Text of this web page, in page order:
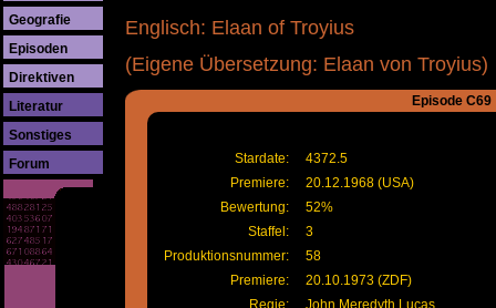
Geografie
Episoden
Direktiven
Literatur
Sonstiges
Forum
Englisch: Elaan of Troyius
(Eigene Übersetzung: Elaan von Troyius)
Episode C69
Stardate:
4372.5
Premiere:
20.12.1968 (USA)
Bewertung:
52%
Staffel:
3
Produktionsnummer:
58
Premiere:
20.10.1973 (ZDF)
Regie:
John Meredyth Lucas